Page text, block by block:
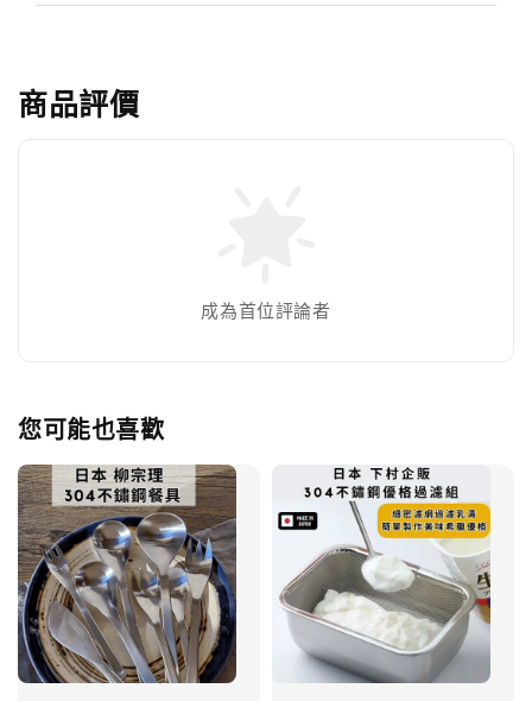
商品評價
成為首位評論者
您可能也喜歡